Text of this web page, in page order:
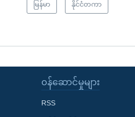
မြန်မာ နိုင်ငံတကာ
၀န်ဆောင်မှုများ
RSS